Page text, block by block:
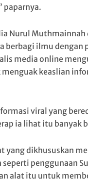
paparnya.
Nurul Muthmainnah
berbagi ilmu dengan
media online
keaslian
viral yang
ia lihat itu banyak
yang dikhususkan
penggunaan
alat itu untuk